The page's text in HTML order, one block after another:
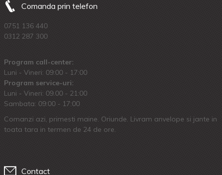
Comanda prin telefon
0751 136 440
0312 287 300
Program call-center:
Luni - Vineri: 09:00 - 17:00
Program service-uri:
Luni - Vineri: 09.00 - 21:00
Sambata: 09:00 - 17:00
Comanzi azi, primesti maine. Oriunde. Livram anvelope si jante in
toata tara in termen de 24 de ore.
Contact